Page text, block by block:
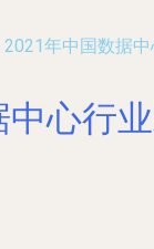
2021年中国数据
心行